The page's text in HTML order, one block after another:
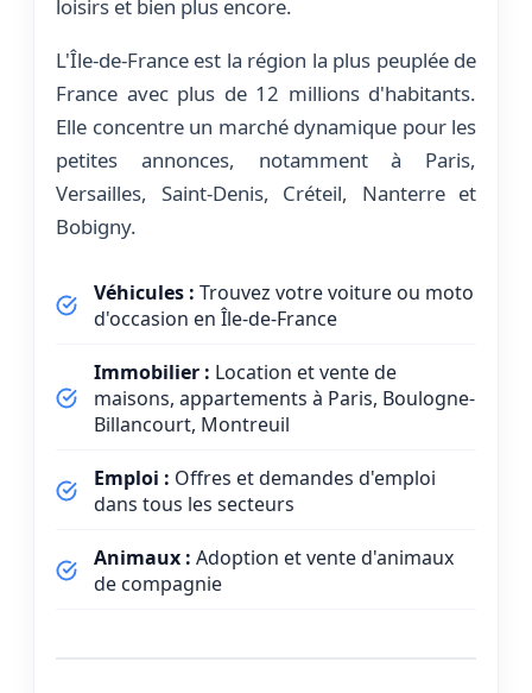
loisirs et bien plus encore.
L'Île-de-France est la région la plus peuplée de
France avec plus de 12 millions d'habitants.
Elle concentre un marché dynamique pour les
petites annonces, notamment à Paris,
Versailles, Saint-Denis, Créteil, Nanterre et
Bobigny.
Véhicules : Trouvez votre voiture ou moto
d'occasion en Île-de-France
Immobilier : Location et vente de
maisons, appartements à Paris, Boulogne-
Billancourt, Montreuil
Emploi : Offres et demandes d'emploi
dans tous les secteurs
Animaux : Adoption et vente d'animaux
de compagnie